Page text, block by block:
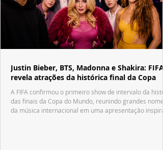
Justin Bieber, BTS, Madonna e Shakira: FIFA
revela atrações da histórica final da Copa
A FIFA confirmou o primeiro show de intervalo da
das finais da Copa do Mundo, reunindo grandes nomes
da música internacional em uma apresentação